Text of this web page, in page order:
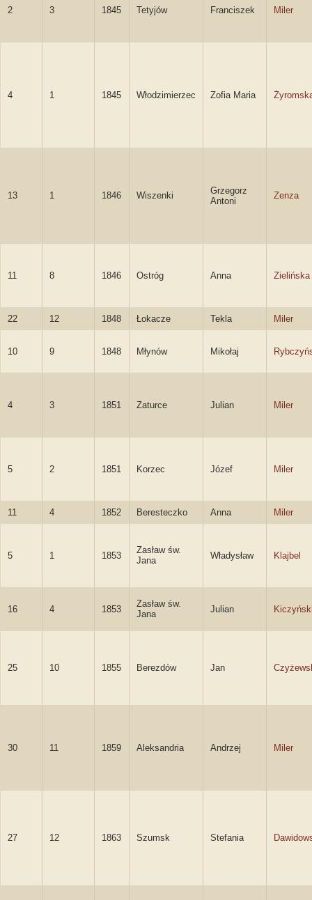
2 3 1845 Tetyjów Franciszek Miler
4 1 1845 Włodzimierzec Zofia Maria
13 1 1846 Wiszenki
Grzegorz
Antoni
Zenza
11 8 1846 Ostróg Anna Zielińska
22 12 1848 Łokacze Tekla Miler
10 9 1848 Młynów Mikołaj
4 3 1851 Zaturce Julian Miler
5 2 1851 Korzec Józef Miler
11 4 1852 Beresteczko Anna Miler
5 1 1853
Zasław św.
Jana
Władysław Klajbel
16 4 1853
Zasław św.
Jana
Julian
25 10 1855 Berezdów Jan
30 11 1859 Aleksandria Andrzej Miler
27 12 1863 Szumsk Stefania